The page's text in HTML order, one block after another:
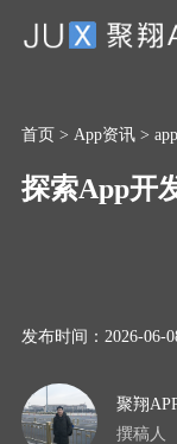
首页 > App资讯>
探索App开
发布时间：2026-06-
聚翔
撰稿人